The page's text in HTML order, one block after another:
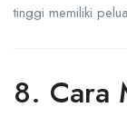
tinggi memiliki
8. Cara